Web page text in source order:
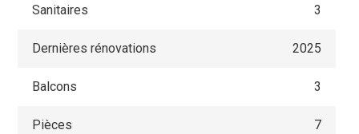
Sanitaires 3
Dernières rénovations 2025
Balcons 3
Pièces 7